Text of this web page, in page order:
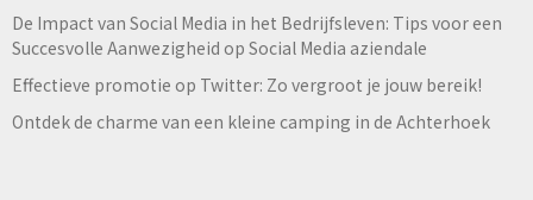
De Impact van Social Media in het Bedrijfsleven: Tips voor een
Succesvolle Aanwezigheid op Social Media aziendale
Effectieve promotie op Twitter: Zo vergroot je jouw bereik!
Ontdek de charme van een kleine camping in de Achterhoek